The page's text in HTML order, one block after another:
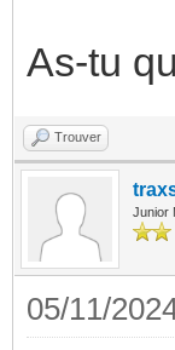
As-tu
Trouver
Junior
05/11/